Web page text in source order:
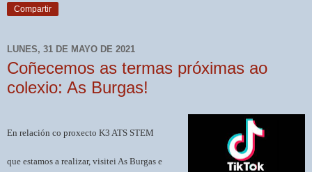
Compartir
LUNES, 31 DE MAYO DE 2021
Coñecemos as termas próximas ao
colexio: As Burgas!
En relación co proxecto K3 ATS STEM
que estamos a realizar, visitei As Burgas e